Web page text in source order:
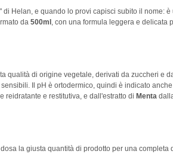
di Helan, e quando lo provi capisci subito il nome:
da 500ml , con una formula leggera e delicata
qualità di origine vegetale, derivati da zuccheri e
Il pH è ortodermico, quindi è indicato
reidratante e restitutiva, e dall'estratto di Menta
la giusta quantità di prodotto per una completa